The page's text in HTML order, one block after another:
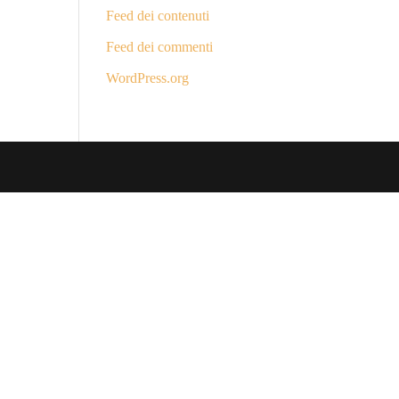
Feed dei contenuti
Feed dei commenti
WordPress.org